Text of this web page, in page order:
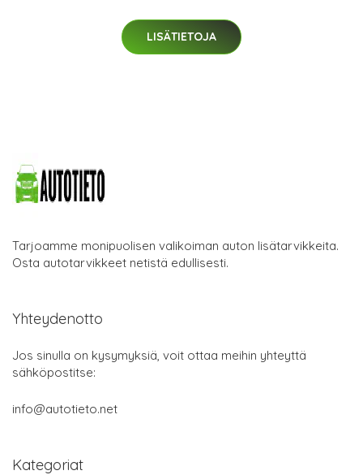
LISÄTIETOJA
Tarjoamme monipuolisen valikoiman auton lisätarvikkeita.
Osta autotarvikkeet netistä edullisesti.
Yhteydenotto
Jos sinulla on kysymyksiä, voit ottaa meihin yhteyttä
sähköpostitse:
info@autotieto.net
Kategoriat